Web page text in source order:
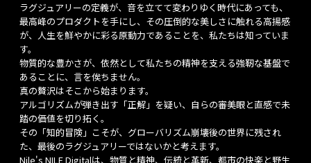
ラグジュアリーの定義が、音を立てて変わりゆく時代にあっても、
最高峰のプロダクトを手にし、その圧倒的な美しさに触れる高揚感
が、人生を鮮やかに彩る原動力であることを、私たちは知っていま
す。
物質的な豊かさが、依然として私たちの精神を支える強靭な基盤で
あることに、言を俟ちません。
真の贅沢はそこから始まります。
アルゴリズムが弾き出す「正解」を疑い、自らの審美眼と直感で未
踏の価値を切り拓く。
その「知的冒険」こそが、グローバリズム崩壊後の世界に残され
た、最後のラグジュアリーではないかと考えます。
Nile's NILE Digitalは、物質と精神、伝統と革新、都市の快楽と野生